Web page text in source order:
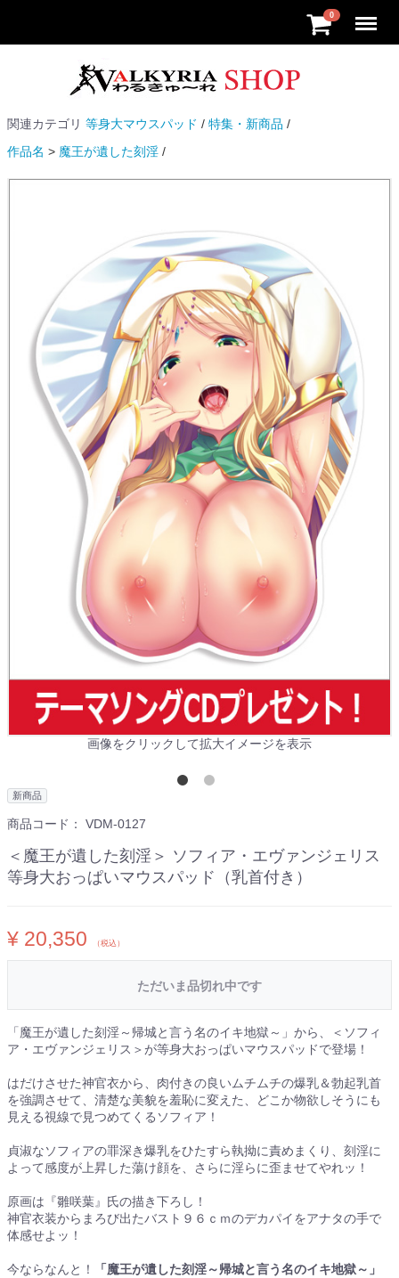
0
関連カテゴリ 等身大マウスパッド
特集・新商品
作品名
魔王が遺した刻淫
画像をクリックして拡大イメージを表示
新商品
商品コード： VDM-0127
＜魔王が遺した刻淫＞ ソフィア・エヴァンジェリス
等身大おっぱいマウスパッド（乳首付き）
¥ 20,350 （税込）
ただいま品切れ中です
「魔王が遺した刻淫～帰城と言う名のイキ地獄～」から、＜ソフィ
ア・エヴァンジェリス＞が等身大おっぱいマウスパッドで登場！
はだけさせた神官衣から、肉付きの良いムチムチの爆乳＆勃起乳首
を強調させて、清楚な美貌を羞恥に変えた、どこか物欲しそうにも
見える視線で見つめてくるソフィア！
貞淑なソフィアの罪深き爆乳をひたすら執拗に責めまくり、刻淫に
よって感度が上昇した蕩け顔を、さらに淫らに歪ませてやれッ！
原画は『雛咲葉』氏の描き下ろし！
神官衣装からまろび出たバスト９６ｃｍのデカパイをアナタの手で
体感せよッ！
今ならなんと！
「魔王が遺した刻淫～帰城と言う名のイキ地獄～」